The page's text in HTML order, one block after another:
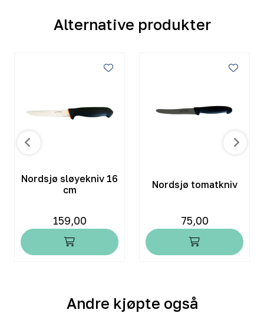
Alternative produkter
Nordsjø sløyekniv 16
cm
159,00
Nordsjø tomatkniv
75,00
Andre kjøpte også